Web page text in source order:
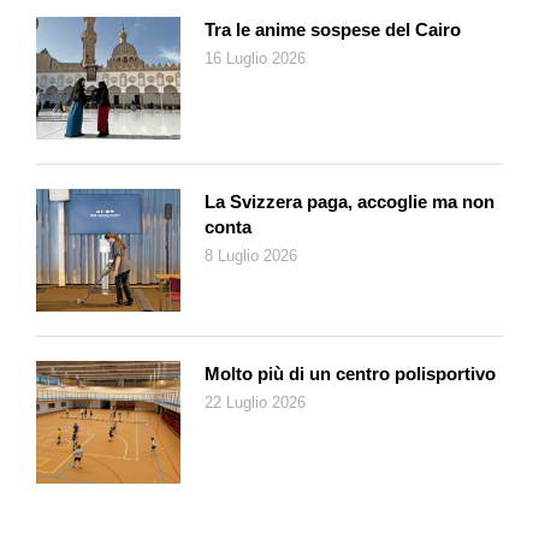
eccentrico gruppo di
passione per il cammino. Gestita da un direttivo di ex studenti
e appassionati, FuoriVia mantiene il legame con lo Iuav che
riconosce crediti formativi agli studenti che si uniscono
all’impresa.
«In questi anni abbiamo fatto un lavoro di esplorazione
importante», afferma Giulia Motta Zanin, co-fondatrice e
presidente di FuoriVia pianificatrice territoriale attualmente
ricercatrice al Politecnico di Bari. «Siamo entrati in contatto
con numerosi studiosi dell’antica Via Egnatia, con cui abbiamo
condiviso dati raccolti e informazioni. Abbiamo attraversato i
confini di quattro Stati: confini non facili a causa di ferite
diplomatiche non ancora del tutto risanate. Abbiamo visto
culture mescolarsi ed evolversi passo dopo passo. Bellezze
naturalistiche, ma anche poli industriali, laghi inquinati;
coltivazioni di tabacco, cotone, riso, viti, ulivi, girasoli: un
grande patchwork che nell’ultimo tratto, era asfalto e cemento:
Tra le anime sospese del Cairo
16 Luglio 2026
La Svizzera paga, accoglie ma non
conta
8 Luglio 2026
Molto più di un centro polisportivo
22 Luglio 2026